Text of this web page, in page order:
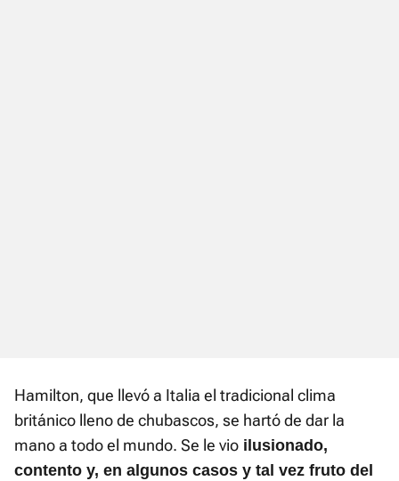
Hamilton, que llevó a Italia el tradicional clima
británico lleno de chubascos, se hartó de dar la
mano a todo el mundo. Se le vio ilusionado,
contento y, en algunos casos y tal vez fruto del